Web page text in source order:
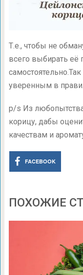
Т.е., чтобы не
всего выбирать её
уверенным в
p/s Из
корицу, дабы
качествам и
FACEBOOK
ПОХОЖИЕ